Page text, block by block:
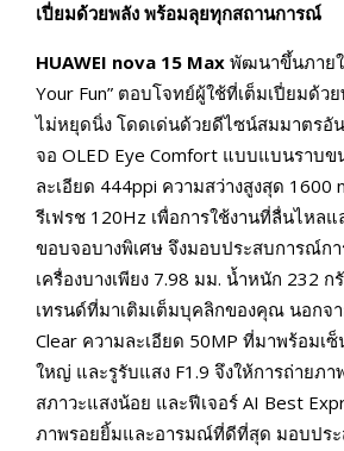
เปี่ยมด้วยพลัง พร้อมลุยทุกสถานการณ์
HUAWEI nova 15 Max พัฒนาขึ้นภาย
Your Fun” ตอบโจทย์ผู้ใช้ที่เต็มเปี่ยมด้ว
ไม่หยุดนิ่ง โดดเด่นด้วยดีไซน์สมมาตรอั
จอ OLED Eye Comfort แบบแบนราบข
ละเอียด 444ppi ความสว่างสูงสุด 1600
รีเฟรช 120Hz เพื่อการใช้งานที่ลื่นไหล
ขอบจอบางพิเศษ จึงมอบประสบการณ์ก
เครื่องบางเพียง 7.98 มม. น้ำหนัก 232
เทรนด์ที่มาเติมเต็มบุคลิกของคุณ นอกจ
Clear ความละเอียด 50MP ที่มาพร้อมเซ็
ใหญ่ และรูรับแสง F1.9 จึงให้การถ่ายภ
สภาวะแสงน้อย และฟีเจอร์ AI Best
ภาพรอยยิ้มและอารมณ์ที่ดีที่สุด มอบปร